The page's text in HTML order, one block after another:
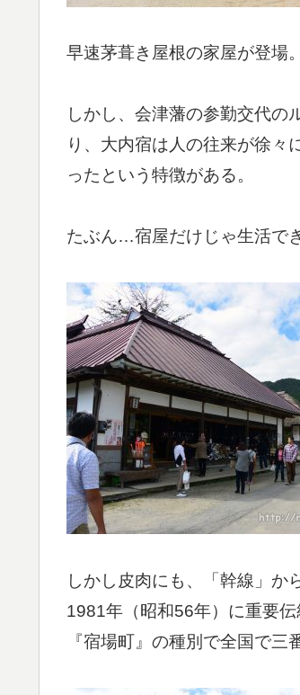
早速茅葺き屋根の家屋が登場。
しかし、会津藩の参勤交代の
り、大内宿は人の往来が徐々
ったという特徴がある。
たぶん…宿屋だけじゃ生活で
しかし皮肉にも、「幹線」か
1981年（昭和56年）に重要伝
『宿場町』の種別で全国で三